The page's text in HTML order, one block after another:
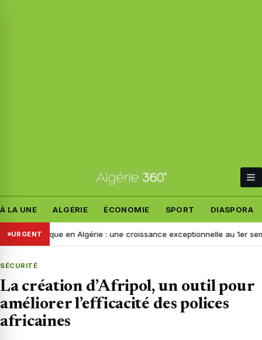
À LA UNE ALGÉRIE ÉCONOMIE SPORT DIASPORA
URGENTen Algérie : une croissance exceptionnelle au 1er semestre
SÉCURITÉ
La création d’Afripol, un outil pour
améliorer l’efficacité des polices
africaines